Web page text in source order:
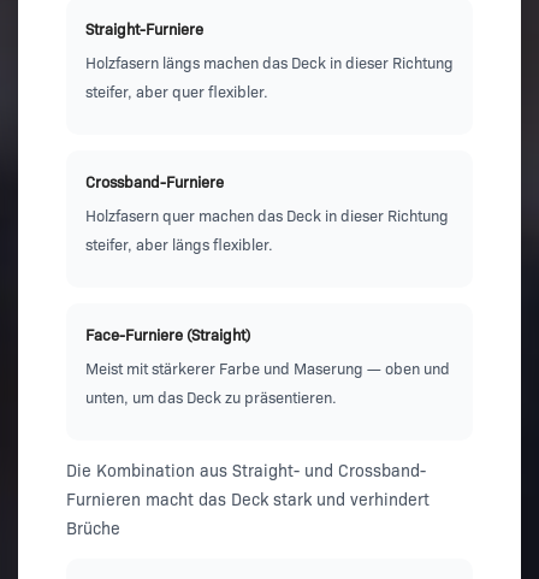
Straight-Furniere
Holzfasern längs machen das Deck in dieser Richtung
steifer, aber quer flexibler.
Crossband-Furniere
Holzfasern quer machen das Deck in dieser Richtung
steifer, aber längs flexibler.
Face-Furniere (Straight)
Meist mit stärkerer Farbe und Maserung — oben und
unten, um das Deck zu präsentieren.
Die Kombination aus Straight- und Crossband-
Furnieren macht das Deck stark und verhindert
Brüche